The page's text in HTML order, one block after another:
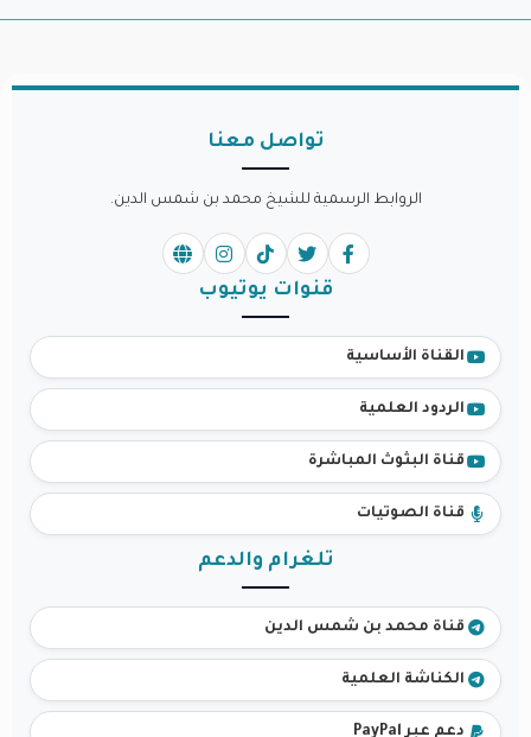
تواصل معنا
الروابط الرسمية للشيخ محمد بن شمس الدين.
قنوات يوتيوب
القناة الأساسية
الردود العلمية
قناة البثوث المباشرة
قناة الصوتيات
تلغرام والدعم
قناة محمد بن شمس الدين
الكناشة العلمية
دعم عبر PayPal